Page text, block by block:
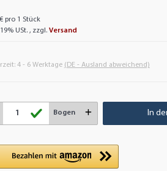
pro 1 Stück
USt. , zzgl. Versand
4 - 6 Werktage (DE - Ausland abweichend)
Bogen In